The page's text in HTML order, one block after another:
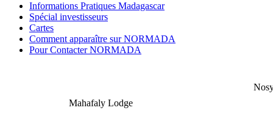
Informations Pratiques Madagascar
Spécial investisseurs
Cartes
Comment apparaître sur NORMADA
Pour Contacter NORMADA
Mahafaly Lodge